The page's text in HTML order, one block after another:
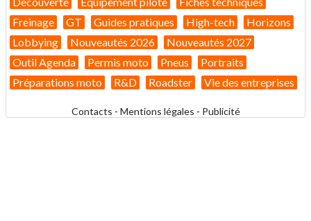
Freinage
GT Guides pratiques High-tech
Horizons
Lobbying
Nouveautés 2026
Nouveautés 2027
Outil Agenda
Permis moto Pneus
Portraits
Préparations moto
R&D Roadster Vie des entreprises
Contacts - Mentions légales - Publicité